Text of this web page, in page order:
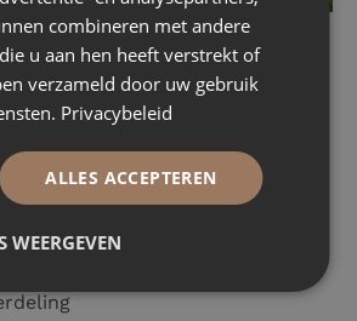
en uitvoering
om een andere oplossing.
draaideuren van BLECKSⓇ
combineren met andere
u aan hen heeft verstrekt of
verzameld door uw gebruik
Privacybeleid
ALLES ACCEPTEREN
WEERGEVEN